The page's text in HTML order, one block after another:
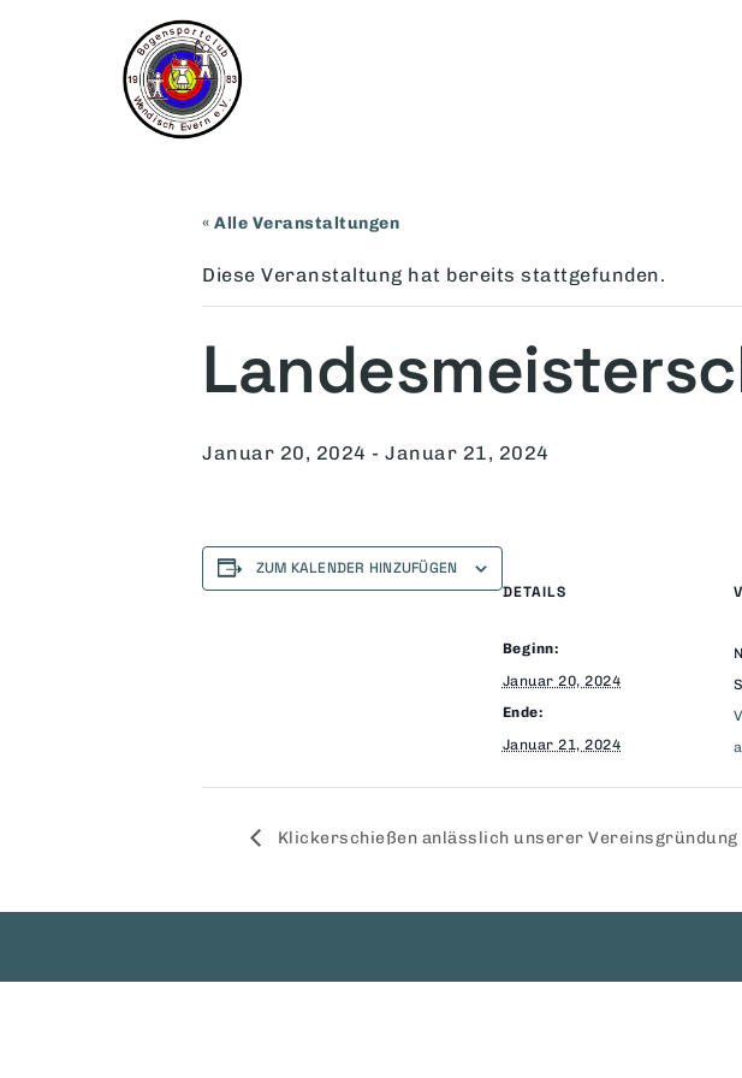
« Alle Veranstaltungen
Diese Veranstaltung hat bereits stattgefunden.
Januar 20, 2024 - Januar 21, 2024
ZUM KALENDER HINZUFÜGEN
DETAILS
Beginn:
Januar 20, 2024
Ende:
Januar 21, 2024
Klickerschießen anlässlich unserer Vereinsgründung